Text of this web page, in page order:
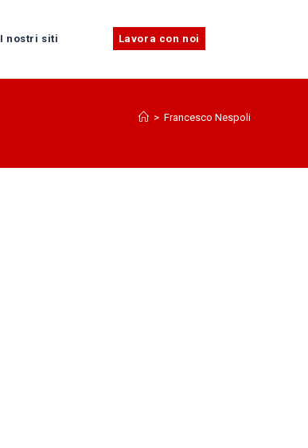
I nostri siti Lavora con noi
> Francesco Nespoli